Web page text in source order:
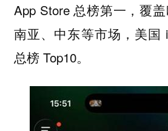
App Store 总榜第一，覆
南亚、中东等市场，美国
总榜 Top10。